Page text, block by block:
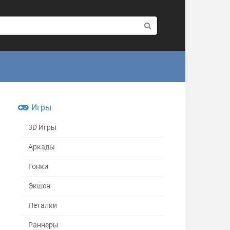
Игры
3D Игры
Аркады
Гонки
Экшен
Леталки
Раннеры